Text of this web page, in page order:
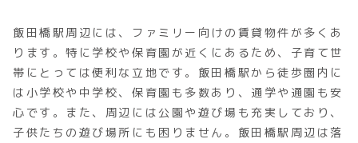
飯田橋駅周辺には、ファミリー向けの賃貸物件が多くあ
ります。特に学校や保育園が近くにあるため、子育て世
帯にとっては便利な立地です。飯田橋駅から徒歩圏内に
は小学校や中学校、保育園も多数あり、通学や通園も安
心です。また、周辺には公園や遊び場も充実しており、
子供たちの遊び場所にも困りません。飯田橋駅周辺は落